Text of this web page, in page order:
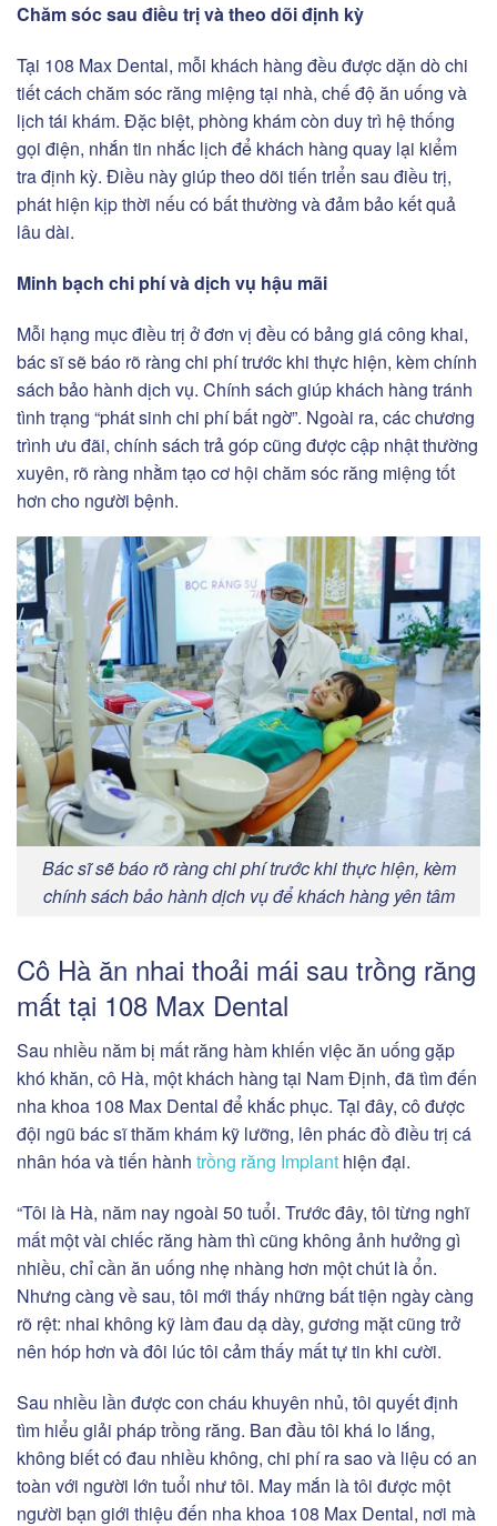
Chăm sóc sau điều trị và theo dõi định kỳ
Tại 108 Max Dental, mỗi khách hàng đều được dặn dò chi
tiết cách chăm sóc răng miệng tại nhà, chế độ ăn uống và
lịch tái khám. Đặc biệt, phòng khám còn duy trì hệ thống
gọi điện, nhắn tin nhắc lịch để khách hàng quay lại kiểm
tra định kỳ. Điều này giúp theo dõi tiến triển sau điều trị,
phát hiện kịp thời nếu có bất thường và đảm bảo kết quả
lâu dài.
Minh bạch chi phí và dịch vụ hậu mãi
Mỗi hạng mục điều trị ở đơn vị đều có bảng giá công khai,
bác sĩ sẽ báo rõ ràng chi phí trước khi thực hiện, kèm chính
sách bảo hành dịch vụ. Chính sách giúp khách hàng tránh
tình trạng “phát sinh chi phí bất ngờ”. Ngoài ra, các chương
trình ưu đãi, chính sách trả góp cũng được cập nhật thường
xuyên, rõ ràng nhằm tạo cơ hội chăm sóc răng miệng tốt
hơn cho người bệnh.
Bác sĩ sẽ báo rõ ràng chi phí trước khi thực hiện, kèm
chính sách bảo hành dịch vụ để khách hàng yên tâm
Cô Hà ăn nhai thoải mái sau trồng răng
mất tại 108 Max Dental
Sau nhiều năm bị mất răng hàm khiến việc ăn uống gặp
khó khăn, cô Hà, một khách hàng tại Nam Định, đã tìm đến
nha khoa 108 Max Dental để khắc phục. Tại đây, cô được
đội ngũ bác sĩ thăm khám kỹ lưỡng, lên phác đồ điều trị cá
nhân hóa và tiến hành trồng răng Implant hiện đại.
“Tôi là Hà, năm nay ngoài 50 tuổi. Trước đây, tôi từng nghĩ
mất một vài chiếc răng hàm thì cũng không ảnh hưởng gì
nhiều, chỉ cần ăn uống nhẹ nhàng hơn một chút là ổn.
Nhưng càng về sau, tôi mới thấy những bất tiện ngày càng
rõ rệt: nhai không kỹ làm đau dạ dày, gương mặt cũng trở
nên hóp hơn và đôi lúc tôi cảm thấy mất tự tin khi cười.
Sau nhiều lần được con cháu khuyên nhủ, tôi quyết định
tìm hiểu giải pháp trồng răng. Ban đầu tôi khá lo lắng,
không biết có đau nhiều không, chi phí ra sao và liệu có an
toàn với người lớn tuổi như tôi. May mắn là tôi được một
người bạn giới thiệu đến nha khoa 108 Max Dental, nơi mà